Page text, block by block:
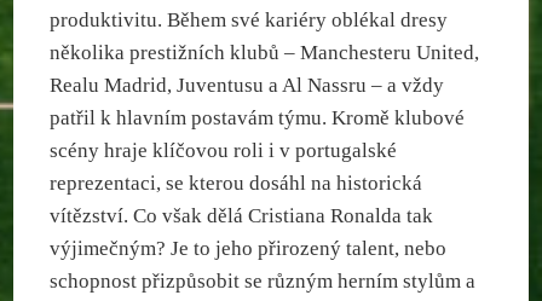
produktivitu. Během své kariéry oblékal dresy
několika prestižních klubů – Manchesteru United,
Realu Madrid, Juventusu a Al Nassru – a vždy
patřil k hlavním postavám týmu. Kromě klubové
scény hraje klíčovou roli i v portugalské
reprezentaci, se kterou dosáhl na historická
vítězství. Co však dělá Cristiana Ronalda tak
výjimečným? Je to jeho přirozený talent, nebo
schopnost přizpůsobit se různým herním stylům a